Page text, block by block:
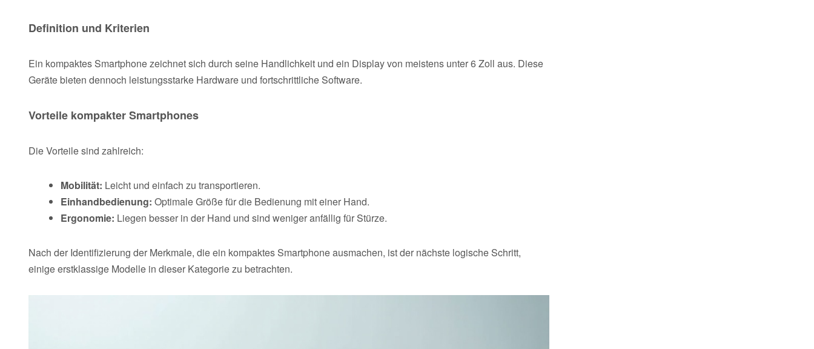
Definition und Kriterien
Ein kompaktes Smartphone zeichnet sich durch seine Handlichkeit und ein Display von meistens unter 6 Zoll aus. Diese
Geräte bieten dennoch leistungsstarke Hardware und fortschrittliche Software.
Vorteile kompakter Smartphones
Die Vorteile sind zahlreich:
Mobilität: Leicht und einfach zu transportieren.
Einhandbedienung: Optimale Größe für die Bedienung mit einer Hand.
Ergonomie: Liegen besser in der Hand und sind weniger anfällig für Stürze.
Nach der Identifizierung der Merkmale, die ein kompaktes Smartphone ausmachen, ist der nächste logische Schritt,
einige erstklassige Modelle in dieser Kategorie zu betrachten.